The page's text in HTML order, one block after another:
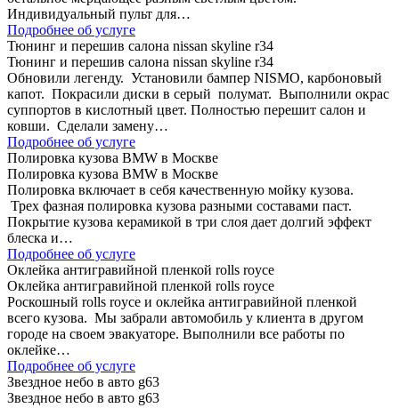
Индивидуальный пульт для…
Подробнее об услуге
Тюнинг и перешив салона nissan skyline r34
Тюнинг и перешив салона nissan skyline r34
Обновили легенду. Установили бампер NISMO, карбоновый
капот. Покрасили диски в серый полумат. Выполнили окрас
суппортов в кислотный цвет. Полностью перешит салон и
ковши. Сделали замену…
Подробнее об услуге
Полировка кузова BMW в Москве
Полировка кузова BMW в Москве
Полировка включает в себя качественную мойку кузова.
Трех фазная полировка кузова разными составами паст.
Покрытие кузова керамикой в три слоя дает долгий эффект
блеска и…
Подробнее об услуге
Оклейка антигравийной пленкой rolls royce
Оклейка антигравийной пленкой rolls royce
Роскошный rolls royce и оклейка антигравийной пленкой
всего кузова. Мы забрали автомобиль у клиента в другом
городе на своем эвакуаторе. Выполнили все работы по
оклейке…
Подробнее об услуге
Звездное небо в авто g63
Звездное небо в авто g63